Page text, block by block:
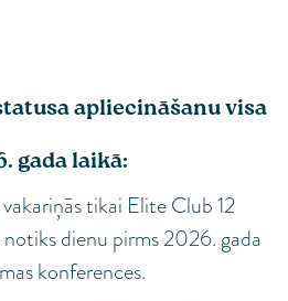
apliecināšanu visa
gada laikā:
tikai Elite Club 12
dienu pirms 2026. gada
konferences.